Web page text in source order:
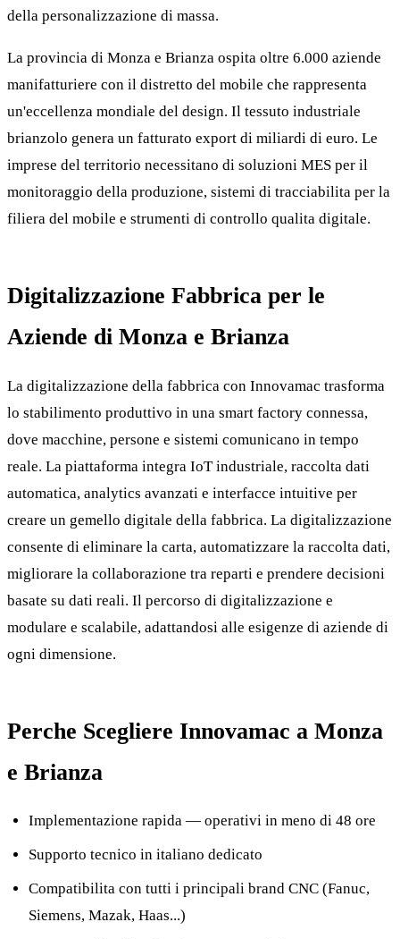
della personalizzazione di massa.
La provincia di Monza e Brianza ospita oltre 6.000 aziende
manifatturiere con il distretto del mobile che rappresenta
un'eccellenza mondiale del design. Il tessuto industriale
brianzolo genera un fatturato export di miliardi di euro. Le
imprese del territorio necessitano di soluzioni MES per il
monitoraggio della produzione, sistemi di tracciabilita per la
filiera del mobile e strumenti di controllo qualita digitale.
Digitalizzazione Fabbrica per le
Aziende di Monza e Brianza
La digitalizzazione della fabbrica con Innovamac trasforma
lo stabilimento produttivo in una smart factory connessa,
dove macchine, persone e sistemi comunicano in tempo
reale. La piattaforma integra IoT industriale, raccolta dati
automatica, analytics avanzati e interfacce intuitive per
creare un gemello digitale della fabbrica. La digitalizzazione
consente di eliminare la carta, automatizzare la raccolta dati,
migliorare la collaborazione tra reparti e prendere decisioni
basate su dati reali. Il percorso di digitalizzazione e
modulare e scalabile, adattandosi alle esigenze di aziende di
ogni dimensione.
Perche Scegliere Innovamac a Monza
e Brianza
Implementazione rapida — operativi in meno di 48 ore
Supporto tecnico in italiano dedicato
Compatibilita con tutti i principali brand CNC (Fanuc,
Siemens, Mazak, Haas...)